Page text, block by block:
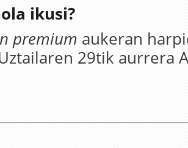
ikusi?
premium aukeran
29tik aurrera